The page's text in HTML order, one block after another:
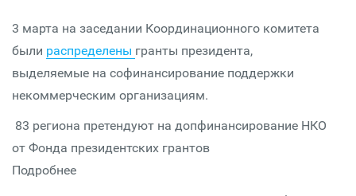
3 марта на заседании Координационного комитета
были распределены гранты президента,
выделяемые на софинансирование поддержки
некоммерческим организациям.
83 региона претендуют на допфинансирование НКО
от Фонда президентских грантов
Подробнее